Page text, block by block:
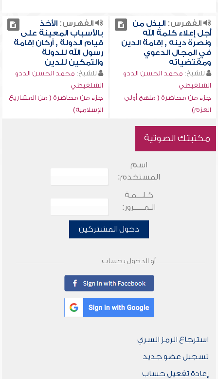
الفهرس:البذل من
أجل إعلاء كلمة الله
ونصرة دينه , إقامة الدين
في المجال الدعوي
ومقتضياته
للشيخ: محمد الحسن الددو
الشنقيطي
جزء من محاضرة ( منهج أولي
العزم)
الفهرس:الأخذ
بالأسباب المعينة على
قيام الدولة , أركان إقامة
رسول الله للدولة
والتمكين للدين
للشيخ: محمد الحسن الددو
الشنقيطي
جزء من محاضرة ( من المشاريع
الإسلامية)
مكتبتك الصوتية
اسم
المستخدم:
كـلـــمـة
الـمـــــرور:
دخول المشتركين
أو الدخول بحساب
استرجاع الرمز السري
تسجيل عضو جديد
إعادة تفعيل حساب